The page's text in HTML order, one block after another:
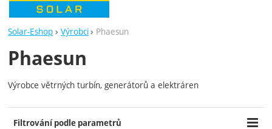
Solar-Eshop Výrobci Phaesun
Phaesun
Výrobce větrných turbín, generátorů a elektráren
Filtrování podle parametrů